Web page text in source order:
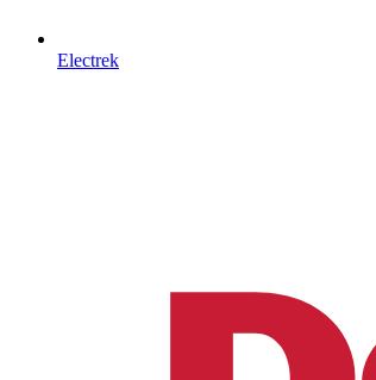
Electrek